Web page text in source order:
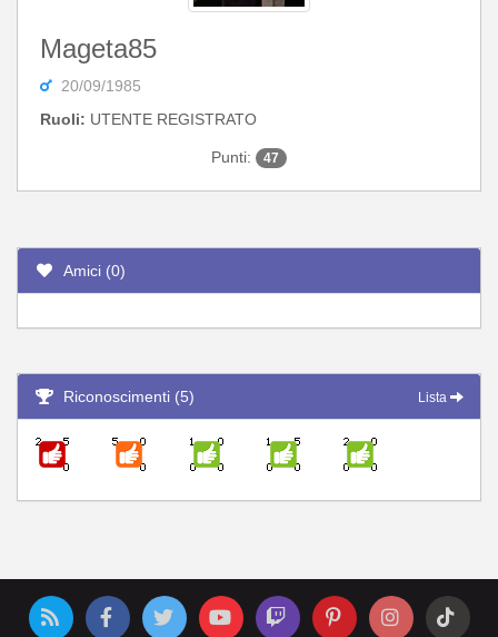
Mageta85
20/09/1985
Ruoli: UTENTE REGISTRATO
Punti: 47
Amici (0)
Riconoscimenti (5) Lista